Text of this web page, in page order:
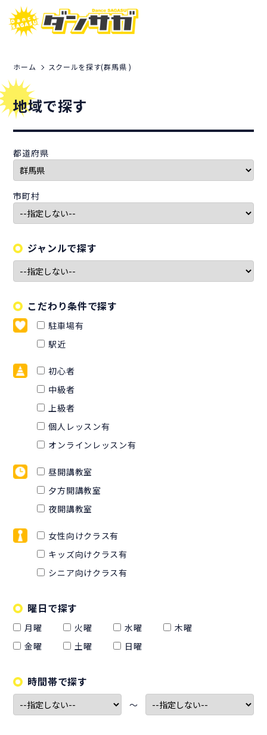
ホーム スクールを探す(群馬県 )
地域で探す
都道府県
市町村
ジャンルで探す
こだわり条件で探す
駐車場有
駅近
初心者
中級者
上級者
個人レッスン有
オンラインレッスン有
昼開講教室
夕方開講教室
夜開講教室
女性向けクラス有
キッズ向けクラス有
シニア向けクラス有
曜日で探す
月曜 火曜 水曜
木曜
金曜
土曜 日曜
時間帯で探す
〜